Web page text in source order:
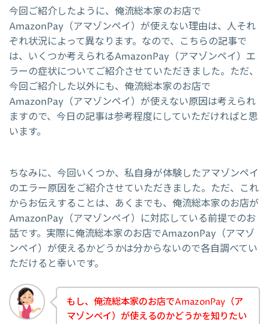
今回ご紹介したように、俺流総本家のお店で
AmazonPay（アマゾンペイ）が使えない理由は、人それ
ぞれ状況によって異なります。なので、こちらの記事で
は、いくつか考えられるAmazonPay（アマゾンペイ）エ
ラーの症状についてご紹介させていただきました。ただ、
今回ご紹介した以外にも、俺流総本家のお店で
AmazonPay（アマゾンペイ）が使えない原因は考えられ
ますので、今日の記事は参考程度にしていただければと思
います。
ちなみに、今回いくつか、私自身が体験したアマゾンペイ
のエラー原因をご紹介させていただきました。ただ、これ
からお伝えすることは、あくまでも、俺流総本家のお店が
AmazonPay（アマゾンペイ）に対応している前提でのお
話です。実際に俺流総本家のお店でAmazonPay（アマゾ
ンペイ）が使えるかどうかは分からないので各自調べてい
ただけると幸いです。
もし、俺流総本家のお店でAmazonPay（ア
マゾンペイ）が使えるのかどうかを知りたい